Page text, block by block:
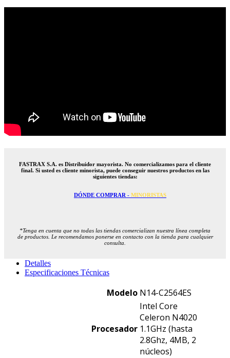
FASTRAX S.A. es Distribuidor mayorista. No comercializamos para el cliente
final. Si usted es cliente minorista, puede conseguir nuestros productos en las
siguientes tiendas:
DÓNDE COMPRAR - MINORISTAS
*Tenga en cuenta que no todas las tiendas comercializan nuestra línea completa
de productos. Le recomendamos ponerse en contacto con la tienda para cualquier
consulta.
Detalles
Especificaciones Técnicas
Modelo N14-C2564ES
Procesador
Intel Core
Celeron N4020
1.1GHz (hasta
2.8Ghz, 4MB, 2
núcleos)